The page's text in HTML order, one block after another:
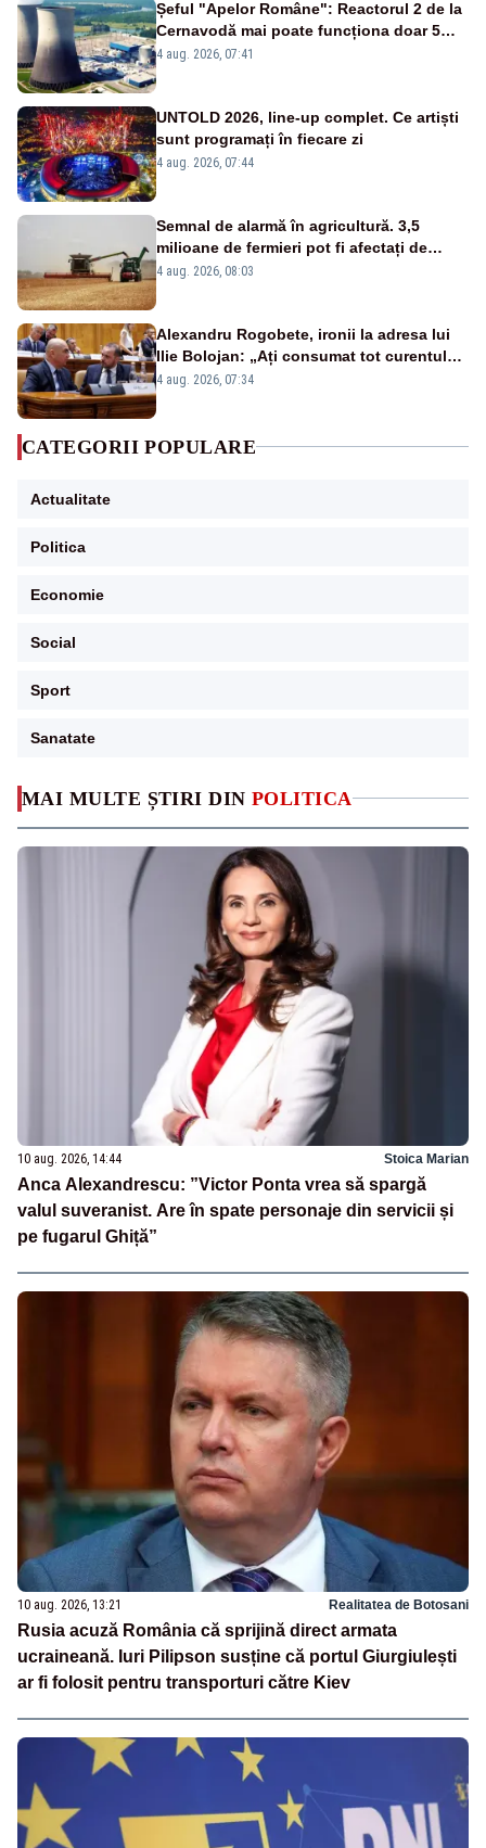
MAI MULTE ȘTIRI DIN POLITICA
10 aug. 2026, 14:44 Stoica Marian
Anca Alexandrescu: ”Victor Ponta vrea să spargă
valul suveranist. Are în spate personaje din servicii și
pe fugarul Ghiță”
10 aug. 2026, 13:21 Realitatea de Botosani
Rusia acuză România că sprijină direct armata
ucraineană. Iuri Pilipson susține că portul Giurgiulești
ar fi folosit pentru transporturi către Kiev
Șeful "Apelor Române": Reactorul 2 de la
Cernavodă mai poate funcționa doar 5
zile
4 aug. 2026, 07:41
UNTOLD 2026, line-up complet. Ce artiști
sunt programați în fiecare zi
4 aug. 2026, 07:44
Semnal de alarmă în agricultură. 3,5
milioane de fermieri pot fi afectați de
strategia pentru conservarea
4 aug. 2026, 08:03
Alexandru Rogobete, ironii la adresa lui
Ilie Bolojan: „Ați consumat tot curentul
urmărind șobolani imaginari”
4 aug. 2026, 07:34
CATEGORII POPULARE
Actualitate
Politica
Economie
Social
Sport
Sanatate